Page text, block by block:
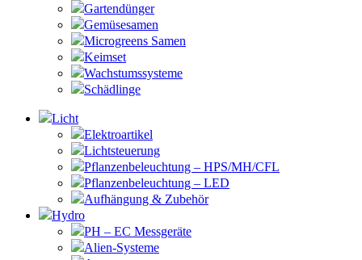
Gartendünger
Gemüsesamen
Microgreens Samen
Keimset
Wachstumssysteme
Schädlinge
Licht
Elektroartikel
Lichtsteuerung
Pflanzenbeleuchtung – HPS/MH/CFL
Pflanzenbeleuchtung – LED
Aufhängung & Zubehör
Hydro
PH – EC Messgeräte
Alien-Systeme